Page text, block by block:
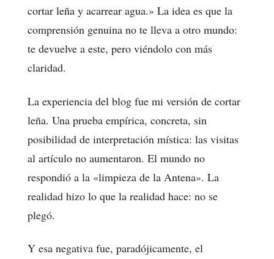
cortar leña y acarrear agua.» La idea es que la
comprensión genuina no te lleva a otro mundo:
te devuelve a este, pero viéndolo con más
claridad.
La experiencia del blog fue mi versión de cortar
leña. Una prueba empírica, concreta, sin
posibilidad de interpretación mística: las visitas
al artículo no aumentaron. El mundo no
respondió a la «limpieza de la Antena». La
realidad hizo lo que la realidad hace: no se
plegó.
Y esa negativa fue, paradójicamente, el